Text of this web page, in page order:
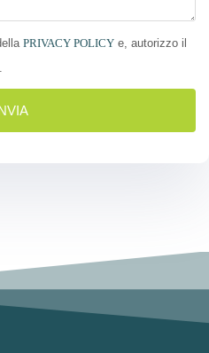
PRIVACY POLICY e, autorizzo il